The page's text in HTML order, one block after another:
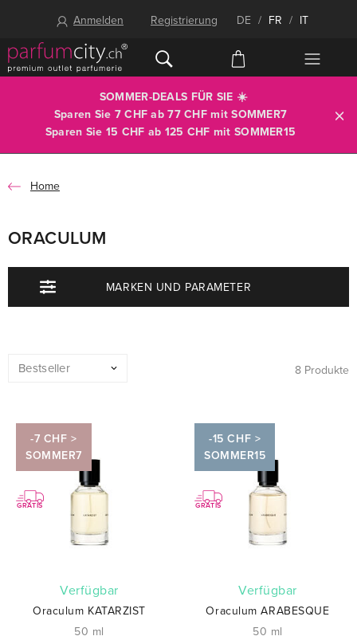
Anmelden Registrierung DE / FR / IT
SOMMER-DEALS FÜR SIE ☀️
Sparen Sie 7 CHF ab 77 CHF mitSOMMER7
Sparen Sie 15 CHF ab 125 CHF mit SOMMER15
Home
ORACULUM
MARKEN UND PARAMETER
8 Produkte
-7 CHF >
SOMMER7
GRATIS
verfügbar
Oraculum KATARZIST
50 ml
-15 CHF >
SOMMER15
GRATIS
verfügbar
Oraculum ARABESQUE
50 ml